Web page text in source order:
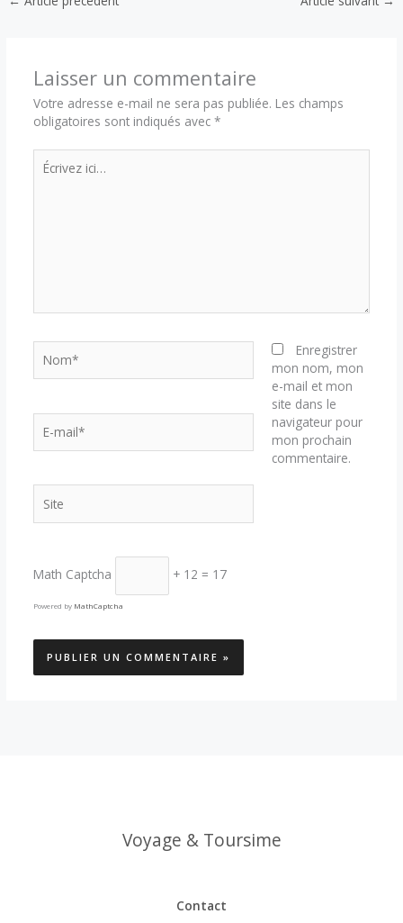
Laisser un commentaire
Votre adresse e-mail ne sera pas publiée. Les champs
obligatoires sont indiqués avec *
Écrivez
ici…
mail*
Enregistrer
mon nom, mon
e-mail et mon
site dans le
navigateur pour
mon prochain
commentaire.
Math Captcha + 12 = 17
Powered by MathCaptcha
Voyage & Toursime
Contact